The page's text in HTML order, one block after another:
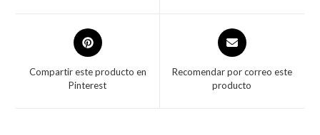
Compartir este producto en
Pinterest
Recomendar por correo este
producto